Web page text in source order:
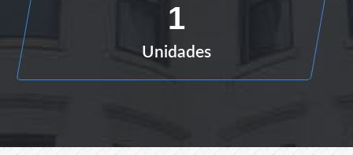
1
Unidades